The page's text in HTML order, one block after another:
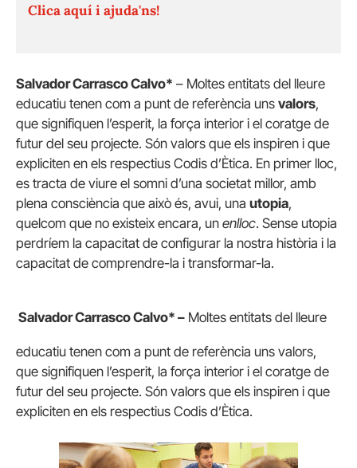
Clica aquí i ajuda'ns!
Salvador Carrasco Calvo* – Moltes entitats del lleure
educatiu tenen com a punt de referència uns valors,
que signifiquen l’esperit, la força interior i el coratge de
futur del seu projecte. Són valors que els inspiren i que
expliciten en els respectius Codis d’Ètica. En primer lloc,
es tracta de viure el somni d’una societat millor, amb
plena consciència que això és, avui, una utopia,
quelcom que no existeix encara, un enlloc. Sense utopia
perdríem la capacitat de configurar la nostra història i la
capacitat de comprendre-la i transformar-la.
Salvador Carrasco Calvo* – Moltes entitats del lleure
educatiu tenen com a punt de referència uns valors,
que signifiquen l’esperit, la força interior i el coratge de
futur del seu projecte. Són valors que els inspiren i que
expliciten en els respectius Codis d’Ètica.